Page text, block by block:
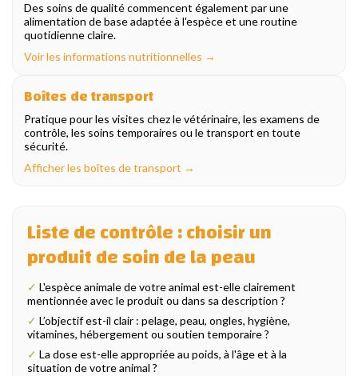
Des soins de qualité commencent également par une
alimentation de base adaptée à l'espèce et une routine
quotidienne claire.
Voir les informations nutritionnelles →
Boîtes de transport
Pratique pour les visites chez le vétérinaire, les examens de
contrôle, les soins temporaires ou le transport en toute
sécurité.
Afficher les boîtes de transport →
Liste de contrôle : choisir un
produit de soin de la peau
✓ L'espèce animale de votre animal est-elle clairement
mentionnée avec le produit ou dans sa description ?
✓ L’objectif est-il clair : pelage, peau, ongles, hygiène,
vitamines, hébergement ou soutien temporaire ?
✓ La dose est-elle appropriée au poids, à l'âge et à la
situation de votre animal ?